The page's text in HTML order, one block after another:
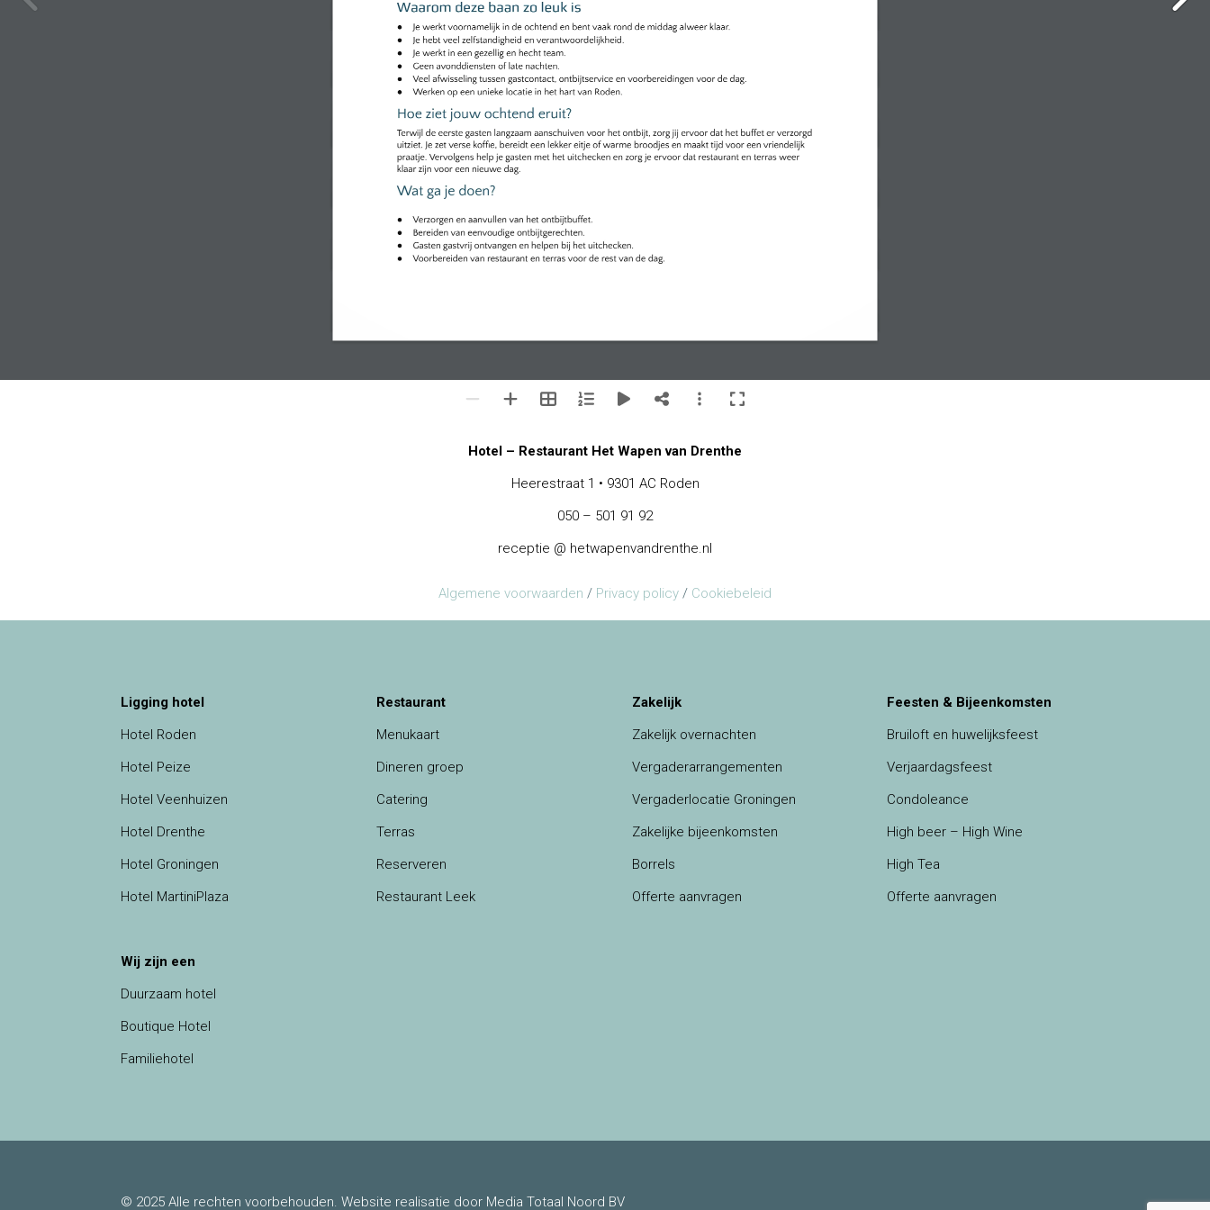
Hotel – Restaurant Het Wapen van Drenthe
Heerestraat 1 • 9301 AC Roden
050 – 501 91 92
receptie @ hetwapenvandrenthe.nl
Algemene voorwaarden / Privacy policy / Cookiebeleid
Ligging hotel
Hotel Roden
Hotel Peize
Hotel Veenhuizen
Hotel Drenthe
Hotel Groningen
Hotel MartiniPlaza
Wij zijn een
Duurzaam hotel
Boutique Hotel
Familiehotel
Restaurant
Menukaart
Dineren groep
Catering
Terras
Reserveren
Restaurant Leek
Zakelijk
Zakelijk overnachten
Vergaderarrangementen
Vergaderlocatie Groningen
Zakelijke bijeenkomsten
Borrels
Offerte aanvragen
Feesten & Bijeenkomsten
Bruiloft en huwelijksfeest
Verjaardagsfeest
Condoleance
High beer – High Wine
High Tea
Offerte aanvragen
© 2025 Alle rechten voorbehouden. Website realisatie door Media Totaal Noord BV